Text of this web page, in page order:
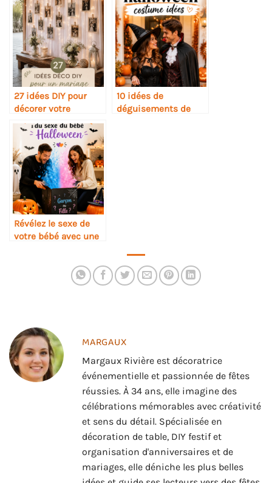
agrumes
fiançailles en
extérieur
27 idées DIY pour
décorer votre
mariage
10 idées de
déguisements de
Révélez le sexe de
votre bébé avec une
MARGAUX
Margaux Rivière est décoratrice
événementielle et passionnée de fêtes
réussies. À 34 ans, elle imagine des
célébrations mémorables avec créativité
et sens du détail. Spécialisée en
décoration de table, DIY festif et
organisation d'anniversaires et de
mariages, elle déniche les plus belles